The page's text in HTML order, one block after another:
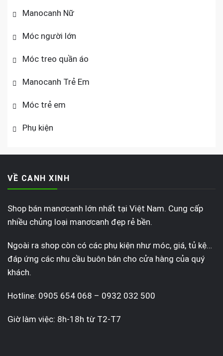
Manocanh Nữ
Móc người lớn
Móc treo quần áo
Manocanh Trẻ Em
Móc trẻ em
Phụ kiện
VỀ CANH XINH
Shop bán manơcanh lớn nhất tại Việt Nam. Cung cấp
nhiều chủng loại manơcanh đẹp rẻ bền.
Ngoài ra shop còn có các phụ kiện như móc, giá, tủ kệ…
đáp ứng các nhu cầu buôn bán cho cửa hàng của quý
khách.
Hotline: 0905 654 068 – 0932 032 500
Giờ làm việc: 8h-18h từ T2-T7